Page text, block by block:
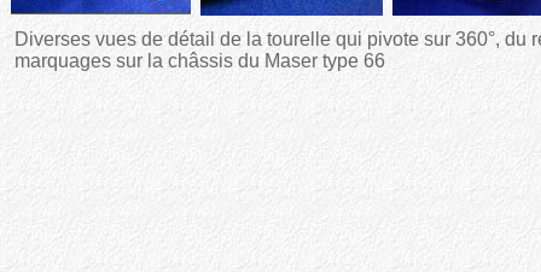
Diverses vues de détail de la tourelle qui pivote sur 360°, du
marquages sur la châssis du Maser type 66